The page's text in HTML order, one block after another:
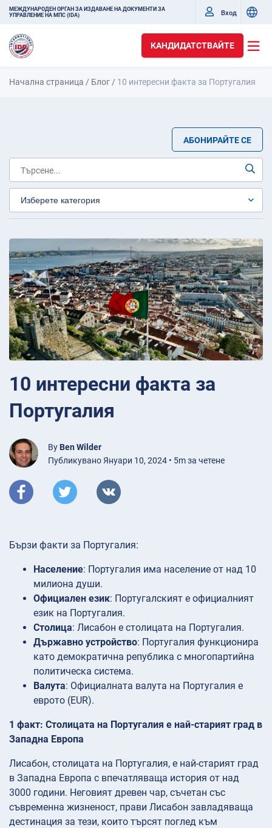
МЕЖДУНАРОДЕН ОРГАН ЗА ИЗДАВАНЕ НА ДОКУМЕНТИ ЗА
УПРАВЛЕНИЕ НА МПС (IDA)
Вход
КАНДИДАТСТВАЙТЕ
Начална страница / Блог / 10 интересни факта за Португалия
АБОНИРАЙТЕ СЕ
10 интересни факта за
Португалия
By Ben Wilder
Публикувано Януари 10, 2024 • 5m за четене
Бързи факти за Португалия:
Население: Португалия има население от над 10
милиона души.
Официален език: Португалският е официалният
език на Португалия.
Столица: Лисабон е столицата на Португалия.
Държавно устройство: Португалия функционира
като демократична република с многопартийна
политическа система.
Валута: Официалната валута на Португалия е
еврото (EUR).
1 факт: Столицата на Португалия е най-старият град в
Западна Европа
Лисабон, столицата на Португалия, е най-старият град
в Западна Европа с впечатляваща история от над
3000 години. Неговият древен чар, съчетан със
съвременна жизненост, прави Лисабон завладяваща
дестинация за тези, които търсят поглед към